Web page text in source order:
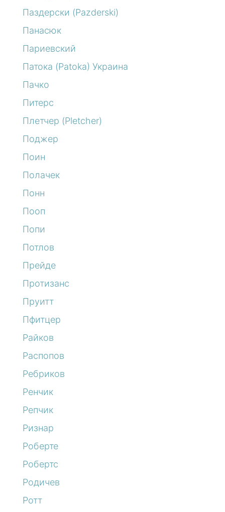
Паздерски (Pazderski)
Панасюк
Париевский
Патока (Patoka) Украина
Пачко
Питерс
Плетчер (Pletcher)
Поджер
Поин
Полачек
Понн
Пооп
Попи
Потлов
Прейде
Протизанс
Пруитт
Пфитцер
Райков
Распопов
Ребриков
Ренчик
Репчик
Ризнар
Роберте
Робертс
Родичев
Ротт